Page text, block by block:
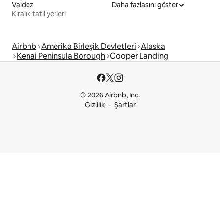
Valdez
Kiralık tatil yerleri
Daha fazlasını göster
Airbnb Amerika Birleşik Devletleri Alaska
Kenai Peninsula Borough Cooper Landing
© 2026 Airbnb, Inc.
Gizlilik
Şartlar